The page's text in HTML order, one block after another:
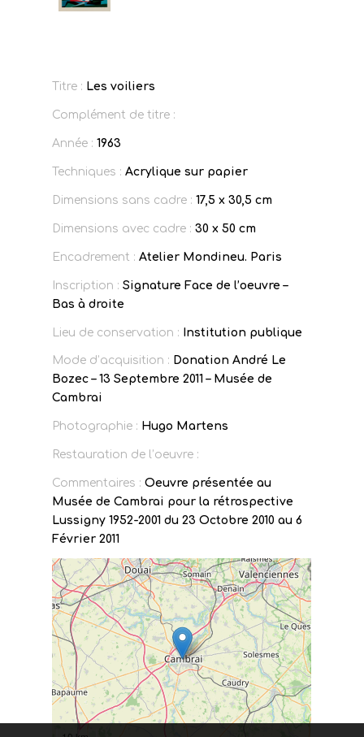
Titre : Les voiliers
Complément de titre :
Année : 1963
Techniques : Acrylique sur papier
Dimensions sans cadre : 17,5 x 30,5 cm
Dimensions avec cadre : 30 x 50 cm
Encadrement : Atelier Mondineu. Paris
Inscription : Signature Face de l’oeuvre –
Bas à droite
Lieu de conservation : Institution publique
Mode d’acquisition : Donation André Le
Bozec – 13 Septembre 2011 – Musée de
Cambrai
Photographie : Hugo Martens
Restauration de l’oeuvre :
Commentaires : Oeuvre présentée au
Musée de Cambrai pour la rétrospective
Lussigny 1952-2001 du 23 Octobre 2010 au 6
Février 2011